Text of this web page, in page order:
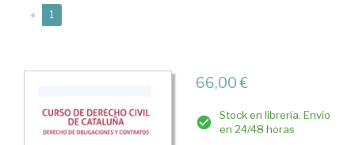
« 1
66,00 €
Stock en librería. Envío
en 24/48 horas